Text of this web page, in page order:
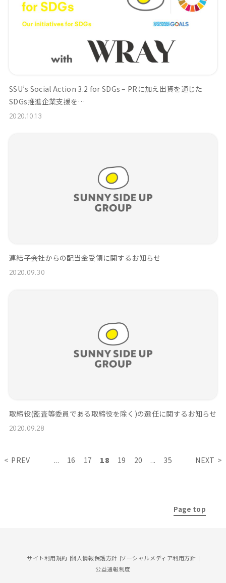
SSU’s Social Action 3.2 for SDGs – PRに加え出資を通じた
SDGs推進企業支援を…
2020.10.13
連結子会社からの配当金受領に関するお知らせ
2020.09.30
取締役(監査等委員である取締役を除く)の選任に関するお知らせ
2020.09.28
PREV ... 16 17 18 19 20 ... NEXT
35
Page top
サイト利用規約 個人情報保護方針 ソーシャルメディア利用方針
公益通報制度